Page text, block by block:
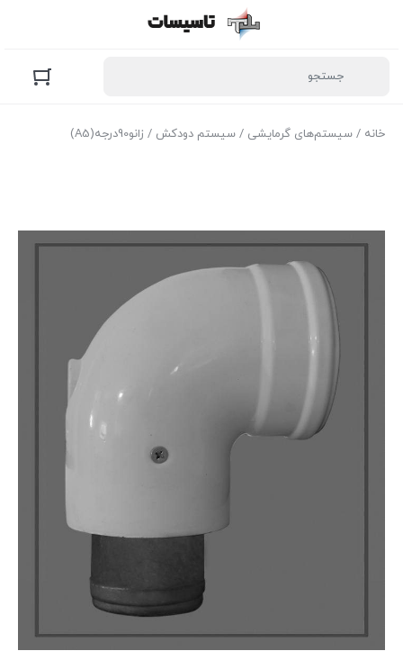
خانه / سیستم‌های گرمایشی / سیستم دودکش / زانو90درجه(A5)